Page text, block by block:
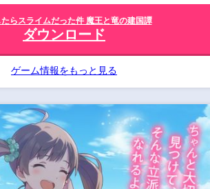
らスライムだった件 魔王と竜の建国譚
ダウンロード
ゲーム情報をもっと見る